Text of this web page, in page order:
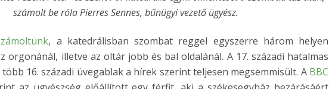
számolt be róla Pierres Sennes, bűnügyi vezető ügyész.
, a katedrálisban szombat reggel egyszerre három helyen
orgonánál, illetve az oltár jobb és bal oldalánál. A 17. századi hatalmas
16. századi üvegablak a hírek szerint teljesen megsemmisült. A BBC